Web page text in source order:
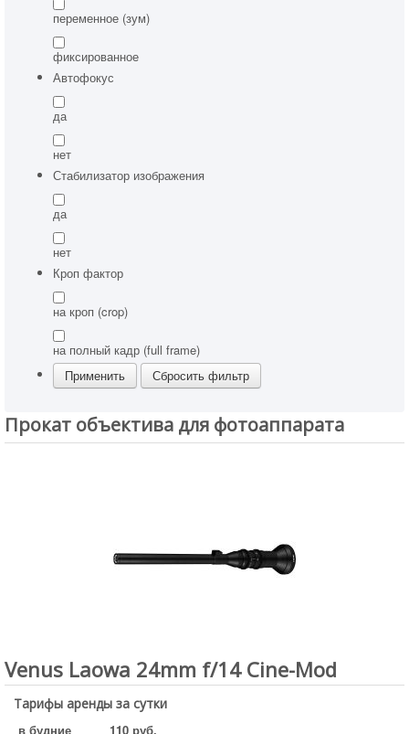
переменное (зум)
фиксированное
Автофокус
да
нет
Стабилизатор изображения
да
нет
Кроп фактор
на кроп (crop)
на полный кадр (full frame)
Прокат объектива для фотоаппарата
Venus Laowa 24mm f/14 Cine-Mod
Тарифы аренды за сутки
в будние
110 руб.